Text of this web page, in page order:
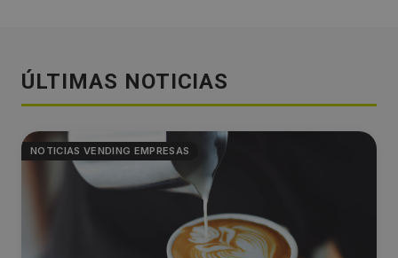
ÚLTIMAS NOTICIAS
NOTICIAS VENDING EMPRESAS